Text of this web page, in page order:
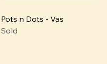
Pots n Dots - Vas
Sold